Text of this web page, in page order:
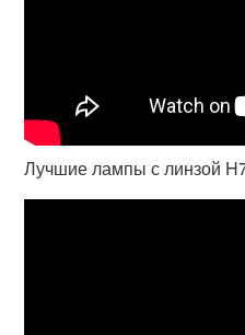
Лучшие лампы с линзой